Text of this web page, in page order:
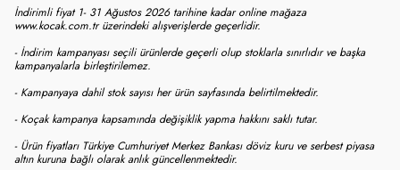
İndirimli fiyat 1- 31 Ağustos 2026 tarihine kadar online mağaza
www.kocak.com.tr üzerindeki alışverişlerde geçerlidir.
- İndirim kampanyası seçili ürünlerde geçerli olup stoklarla sınırlıdır ve başka
kampanyalarla birleştirilemez.
- Kampanyaya dahil stok sayısı her ürün sayfasında belirtilmektedir.
- Koçak kampanya kapsamında değişiklik yapma hakkını saklı tutar.
- Ürün fiyatları Türkiye Cumhuriyet Merkez Bankası döviz kuru ve serbest piyasa
altın kuruna bağlı olarak anlık güncellenmektedir.